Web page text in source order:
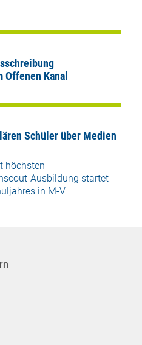
Offenen Kanal
Schüler über Medien
höchsten
Ausbildung startet
in M-V